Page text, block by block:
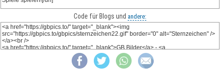
Code für Blogs und andere: